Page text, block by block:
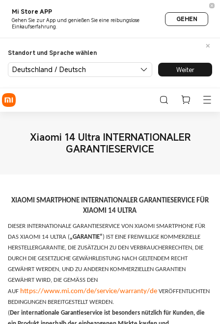
Mi Store APP
Gehen Sie zur App und genießen Sie eine reibungslose
Einkaufserfahrung.
GEHEN
Standort und Sprache wählen
Deutschland / Deutsch Weiter
Xiaomi 14 Ultra INTERNATIONALER
GARANTIESERVICE
XIAOMI SMARTPHONE INTERNATIONALER GARANTIESERVICE FÜR
XIAOMI 14 ULTRA
DIESER INTERNATIONALE GARANTIESERVICE VON XIAOMI SMARTPHONE FÜR
DAS XIAOMI 14 ULTRA („GARANTIE“) IST EINE FREIWILLIGE KOMMERZIELLE
HERSTELLERGARANTIE, DIE ZUSÄTZLICH ZU DEN VERBRAUCHERRECHTEN, DIE
DURCH DIE GESETZLICHE GEWÄHRLEISTUNG NACH GELTENDEM RECHT
GEWÄHRT WERDEN, UND ZU ANDEREN KOMMERZIELLEN GARANTIEN
GEWÄHRT WIRD, DIE GEMÄSS DEN
AUF https://www.mi.com/de/service/warranty/de VERÖFFENTLICHTEN
BEDINGUNGEN BEREITGESTELLT WERDEN.
( Der internationale Garantieservice ist besonders nützlich für Kunden, die